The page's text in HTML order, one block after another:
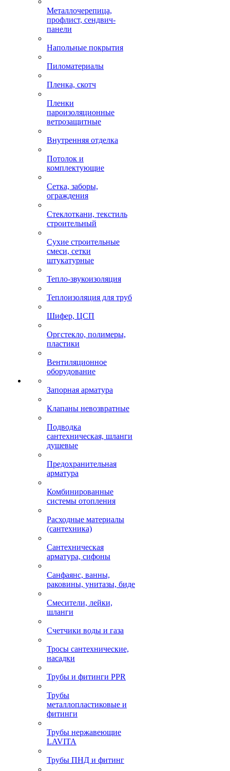
Металлочерепица,
профлист, сендвич-
панели
Напольные покрытия
Пиломатериалы
Пленка, скотч
Пленки
пароизоляционные
ветрозащитные
Внутренняя отделка
Потолок и
комплектующие
Сетка, заборы,
ограждения
Стеклоткани, текстиль
строительный
Сухие строительные
смеси, сетки
штукатурные
Тепло-звукоизоляция
Теплоизоляция для труб
Шифер, ЦСП
Оргстекло, полимеры,
пластики
Вентиляционное
оборудование
Запорная арматура
Клапаны невозвратные
Подводка
сантехническая, шланги
душевые
Предохранительная
арматура
Комбинированные
системы отопления
Расходные материалы
(сантехника)
Сантехническая
арматура, сифоны
Санфаянс, ванны,
раковины, унитазы, биде
Смесители, лейки,
шланги
Счетчики воды и газа
Тросы сантехнические,
насадки
Трубы и фитинги PPR
Трубы
металлопластиковые и
фитинги
Трубы нержавеющие
LAVITA
Трубы ПНД и фитинг